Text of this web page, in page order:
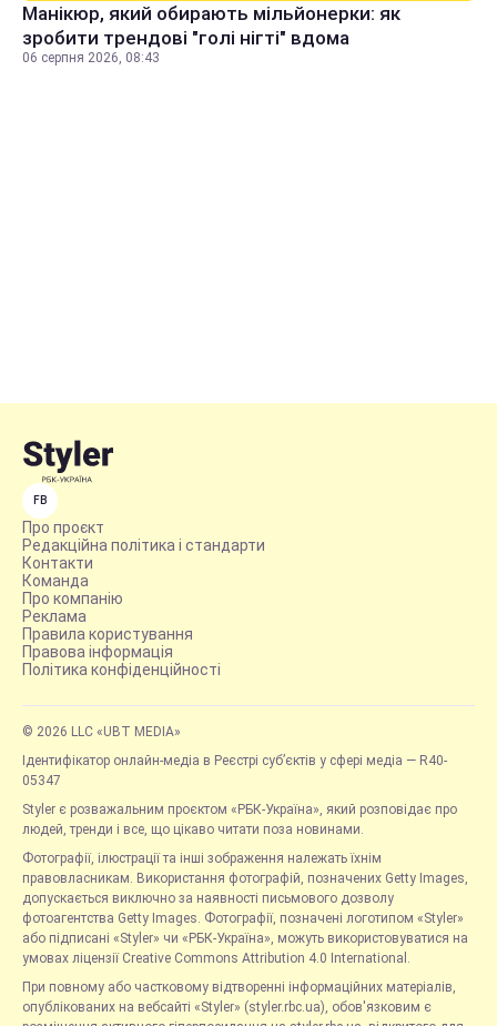
Манікюр, який обирають мільйонерки: як
зробити трендові "голі нігті" вдома
06 серпня 2026, 08:43
FB
Про проєкт
Редакційна політика і стандарти
Контакти
Команда
Про компанію
Реклама
Правила користування
Правова інформація
Політика конфіденційності
© 2026 LLC «UBT MEDIA»
Ідентифікатор онлайн-медіа в Реєстрі суб’єктів у сфері медіа — R40-
05347
Styler є розважальним проєктом «РБК-Україна», який розповідає про
людей, тренди і все, що цікаво читати поза новинами.
Фотографії, ілюстрації та інші зображення належать їхнім
правовласникам. Використання фотографій, позначених Getty Images,
допускається виключно за наявності письмового дозволу
фотоагентства Getty Images. Фотографії, позначені логотипом «Styler»
або підписані «Styler» чи «РБК-Україна», можуть використовуватися на
умовах ліцензії Creative Commons Attribution 4.0 International.
При повному або частковому відтворенні інформаційних матеріалів,
опублікованих на вебсайті «Styler» (styler.rbc.ua), обов'язковим є